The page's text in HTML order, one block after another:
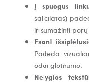
Į spuogus
salicilatas)
ir sumažinti porų
Esant
Padeda
odai glotnumo.
Nelygios